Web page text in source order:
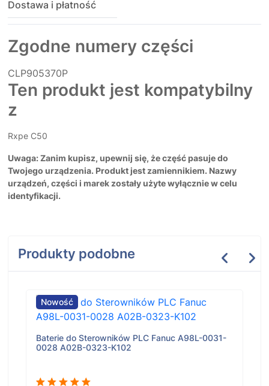
Dostawa i płatność
Zgodne numery części
CLP905370P
Ten produkt jest kompatybilny
z
Rxpe C50
Uwaga: Zanim kupisz, upewnij się, że część pasuje do
Twojego urządzenia. Produkt jest zamiennikiem. Nazwy
urządzeń, części i marek zostały użyte wyłącznie w celu
identyfikacji.
Produkty podobne
Nowość
Baterie do Sterowników PLC Fanuc A98L-0031-
0028 A02B-0323-K102